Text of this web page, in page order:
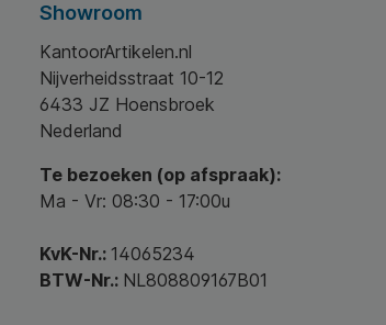
Showroom
KantoorArtikelen.nl
Nijverheidsstraat 10-12
6433 JZ Hoensbroek
Nederland
Te bezoeken (op afspraak):
Ma - Vr: 08:30 - 17:00u
KvK-Nr.: 14065234
BTW-Nr.: NL808809167B01